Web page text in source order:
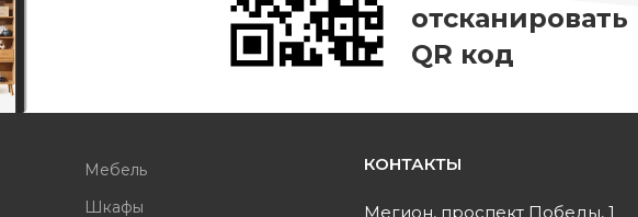
отсканировать
QR код
Мебель
Шкафы
КОНТАКТЫ
Мегион, проспект Победы, 1